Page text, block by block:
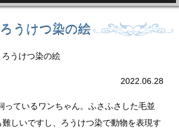
ろうけつ染の絵
ろうけつ染の絵
2022.06.28
っているワンちゃん。ふさふさした毛並
しいですし、ろうけつ染で動物を表現す